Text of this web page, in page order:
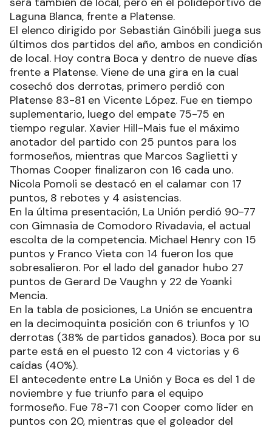
Laguna Blanca, frente a Platense.
El elenco dirigido por Sebastián Ginóbili juega sus
últimos dos partidos del año, ambos en condición
de local. Hoy contra Boca y dentro de nueve días
frente a Platense. Viene de una gira en la cual
cosechó dos derrotas, primero perdió con
Platense 83-81 en Vicente López. Fue en tiempo
suplementario, luego del empate 75-75 en
tiempo regular. Xavier Hill-Mais fue el máximo
anotador del partido con 25 puntos para los
formoseños, mientras que Marcos Saglietti y
Thomas Cooper finalizaron con 16 cada uno.
Nicola Pomoli se destacó en el calamar con 17
puntos, 8 rebotes y 4 asistencias.
En la última presentación, La Unión perdió 90-77
con Gimnasia de Comodoro Rivadavia, el actual
escolta de la competencia. Michael Henry con 15
puntos y Franco Vieta con 14 fueron los que
sobresalieron. Por el lado del ganador hubo 27
puntos de Gerard De Vaughn y 22 de Yoanki
Mencia.
En la tabla de posiciones, La Unión se encuentra
en la decimoquinta posición con 6 triunfos y 10
derrotas (38% de partidos ganados). Boca por su
parte está en el puesto 12 con 4 victorias y 6
caídas (40%).
El antecedente entre La Unión y Boca es del 1 de
noviembre y fue triunfo para el equipo
formoseño. Fue 78-71 con Cooper como líder en
puntos con 20, mientras que el goleador del